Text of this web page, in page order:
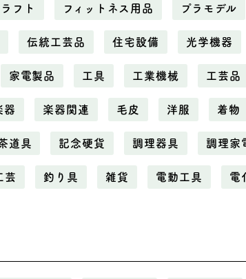
フト フィットネス用品 プラモデル
伝統工芸品 住宅設備 光学機器
家電製品 工具 工業機械 工芸品
器 楽器関連 毛皮 洋服 着物
道具 記念硬貨 調理器具 調理家
芸 釣り具 雑貨 電動工具 電